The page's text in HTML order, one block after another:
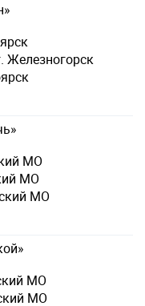
Железногорск
МО
МО
МО
МО
МО